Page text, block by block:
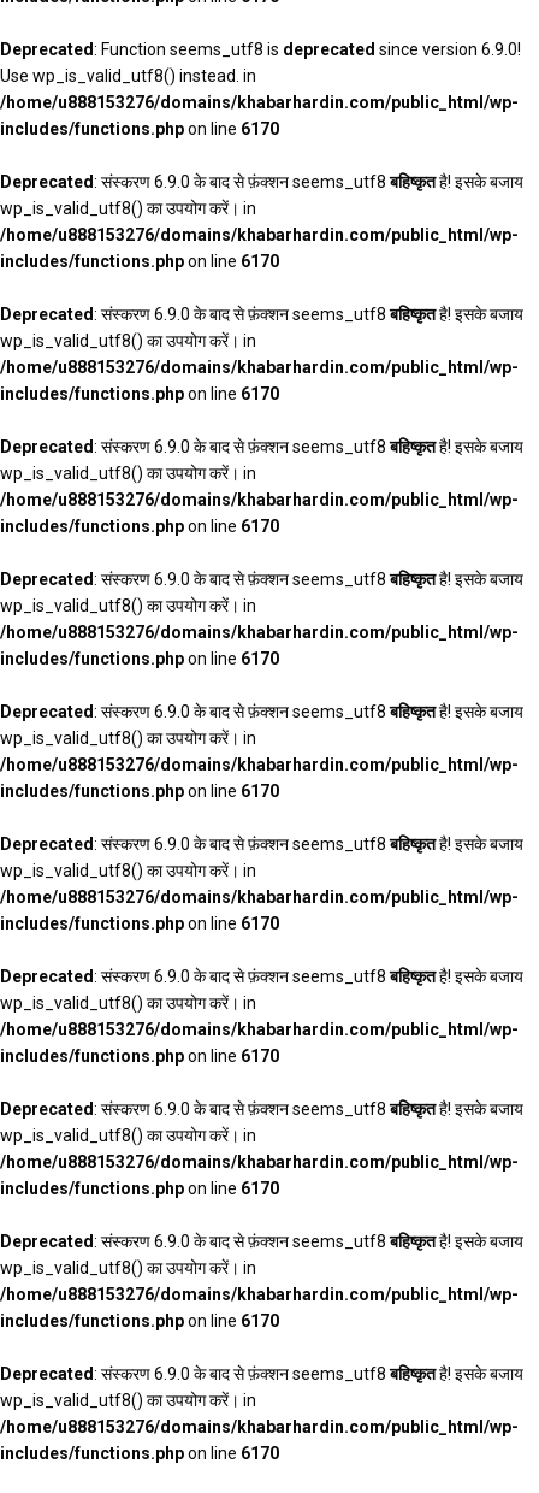
Deprecated: Function seems_utf8 is deprecated since version 6.9.0!
Use wp_is_valid_utf8() instead. in
/home/u888153276/domains/khabarhardin.com/public_html/wp-
includes/functions.phpon line 6170
Deprecated: संस्करण 6.9.0 के बाद से फ़ंक्शन seems_utf8बहिष्कृतहै! इसके बजाय
wp_is_valid_utf8() का उपयोग करें। in
/home/u888153276/domains/khabarhardin.com/public_html/wp-
includes/functions.phpon line 6170
Deprecated: संस्करण 6.9.0 के बाद से फ़ंक्शन seems_utf8बहिष्कृतहै! इसके बजाय
wp_is_valid_utf8() का उपयोग करें। in
/home/u888153276/domains/khabarhardin.com/public_html/wp-
includes/functions.phpon line 6170
Deprecated: संस्करण 6.9.0 के बाद से फ़ंक्शन seems_utf8बहिष्कृतहै! इसके बजाय
wp_is_valid_utf8() का उपयोग करें। in
/home/u888153276/domains/khabarhardin.com/public_html/wp-
includes/functions.phpon line 6170
Deprecated: संस्करण 6.9.0 के बाद से फ़ंक्शन seems_utf8बहिष्कृतहै! इसके बजाय
wp_is_valid_utf8() का उपयोग करें। in
/home/u888153276/domains/khabarhardin.com/public_html/wp-
includes/functions.phpon line 6170
Deprecated: संस्करण 6.9.0 के बाद से फ़ंक्शन seems_utf8बहिष्कृतहै! इसके बजाय
wp_is_valid_utf8() का उपयोग करें। in
/home/u888153276/domains/khabarhardin.com/public_html/wp-
includes/functions.phpon line 6170
Deprecated: संस्करण 6.9.0 के बाद से फ़ंक्शन seems_utf8बहिष्कृतहै! इसके बजाय
wp_is_valid_utf8() का उपयोग करें। in
/home/u888153276/domains/khabarhardin.com/public_html/wp-
includes/functions.phpon line 6170
Deprecated: संस्करण 6.9.0 के बाद से फ़ंक्शन seems_utf8बहिष्कृतहै! इसके बजाय
wp_is_valid_utf8() का उपयोग करें। in
/home/u888153276/domains/khabarhardin.com/public_html/wp-
includes/functions.phpon line 6170
Deprecated: संस्करण 6.9.0 के बाद से फ़ंक्शन seems_utf8बहिष्कृतहै! इसके बजाय
wp_is_valid_utf8() का उपयोग करें। in
/home/u888153276/domains/khabarhardin.com/public_html/wp-
includes/functions.phpon line 6170
Deprecated: संस्करण 6.9.0 के बाद से फ़ंक्शन seems_utf8बहिष्कृतहै! इसके बजाय
wp_is_valid_utf8() का उपयोग करें। in
/home/u888153276/domains/khabarhardin.com/public_html/wp-
includes/functions.phpon line 6170
Deprecated: संस्करण 6.9.0 के बाद से फ़ंक्शन seems_utf8बहिष्कृतहै! इसके बजाय
wp_is_valid_utf8() का उपयोग करें। in
/home/u888153276/domains/khabarhardin.com/public_html/wp-
includes/functions.phpon line 6170